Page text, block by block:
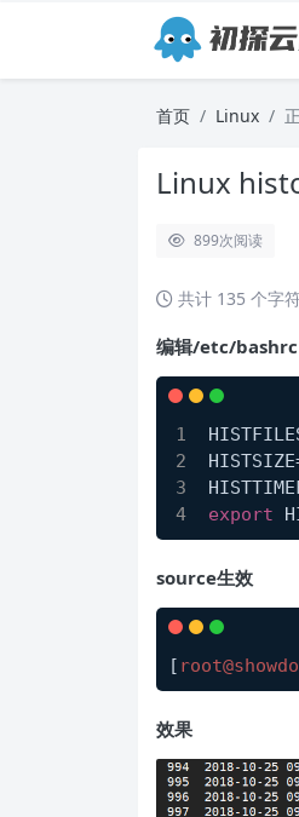
首页 Linux
Linux
899次阅读
共计 135 个字
编辑/etc/bashrc
export
source生效
[
效果